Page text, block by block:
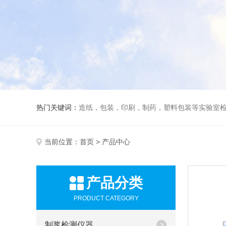
热门关键词： 造纸，包装，印刷，制药，塑料包装等实验室
当前位置： 首页 > 产品中心
产品分类
PRODUCT CATEGORY